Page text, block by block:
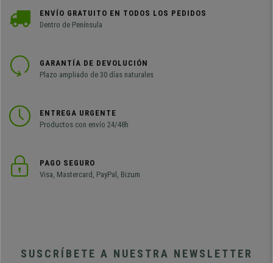
ENVÍO GRATUITO EN TODOS LOS PEDIDOS
Dentro de Península
GARANTÍA DE DEVOLUCIÓN
Plazo ampliado de 30 días naturales
ENTREGA URGENTE
Productos con envío 24/48h
PAGO SEGURO
Visa, Mastercard, PayPal, Bizum
SUSCRÍBETE A NUESTRA NEWSLETTER